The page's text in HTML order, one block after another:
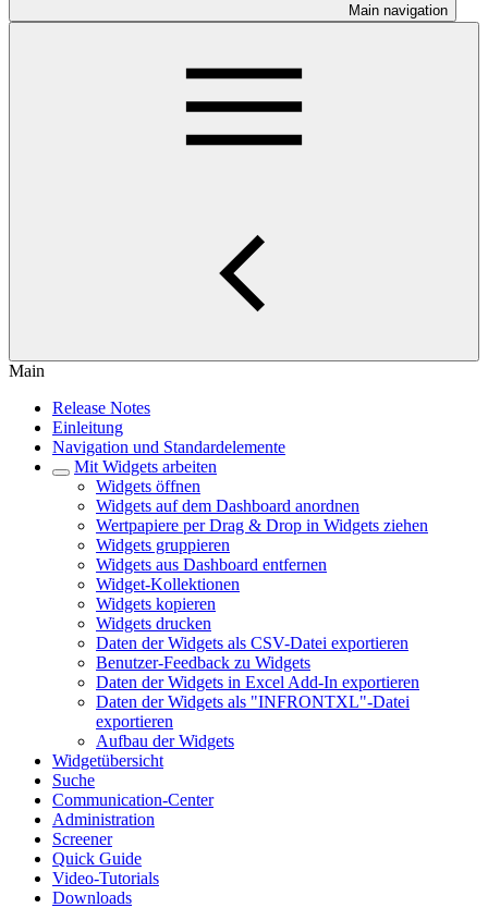
Main navigation
Main
Release Notes
Einleitung
Navigation und Standardelemente
Mit Widgets arbeiten
Widgets öffnen
Widgets auf dem Dashboard anordnen
Wertpapiere per Drag & Drop in Widgets ziehen
Widgets gruppieren
Widgets aus Dashboard entfernen
Widget-Kollektionen
Widgets kopieren
Widgets drucken
Daten der Widgets als CSV-Datei exportieren
Benutzer-Feedback zu Widgets
Daten der Widgets in Excel Add-In exportieren
Daten der Widgets als "INFRONTXL"-Datei
exportieren
Aufbau der Widgets
Widgetübersicht
Suche
Communication-Center
Administration
Screener
Quick Guide
Video-Tutorials
Downloads